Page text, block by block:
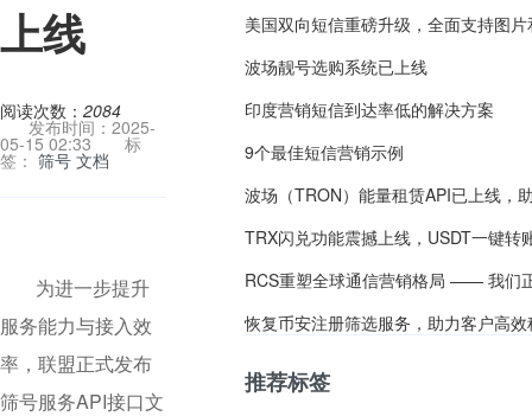
上线
阅读次数： 2084
发布时间：2025-
05-15 02:33 标
签： 筛号 文档
为进一步提升
服务能力与接入效
率，联盟正式发布
筛号服务API接口文
波场靓号选购系统已上线
印度营销短信到达率低的解决方案
9个最佳短信营销示例
推荐标签